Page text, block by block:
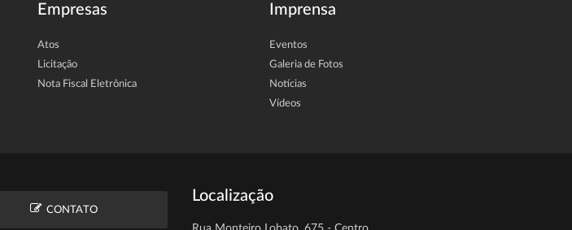
Empresas
Atos
Licitação
Nota Fiscal Eletrônica
Imprensa
Eventos
Galeria de Fotos
Notícias
Vídeos
CONTATO
Localização